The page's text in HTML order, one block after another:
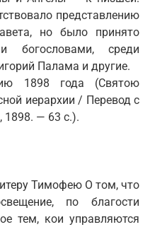
представлению
но было принято
богословами, среди
Палама и другие.
1898 года (Святою
иерархии / Перевод с
1898. — 63 с.).
Тимофею О том, что
по благости
тем, кои управляются